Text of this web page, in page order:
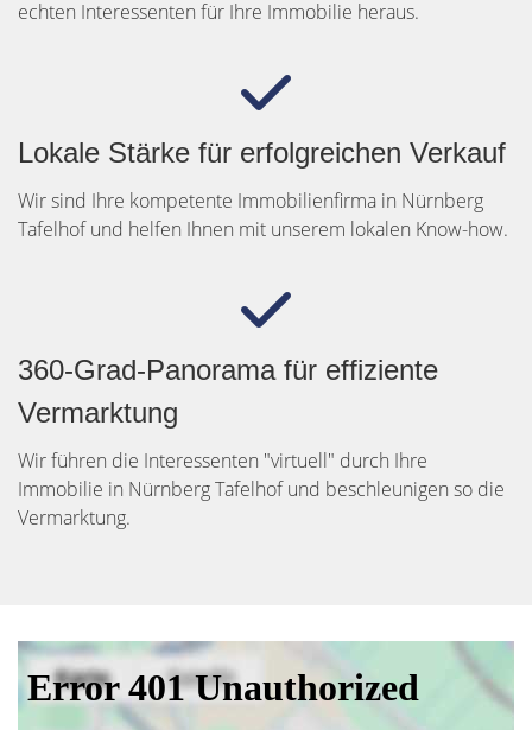
echten Interessenten für Ihre Immobilie heraus.
Lokale Stärke für erfolgreichen Verkauf
Wir sind Ihre kompetente Immobilienfirma in Nürnberg
Tafelhof und helfen Ihnen mit unserem lokalen Know-how.
360-Grad-Panorama für effiziente
Vermarktung
Wir führen die Interessenten "virtuell" durch Ihre
Immobilie in Nürnberg Tafelhof und beschleunigen so die
Vermarktung.